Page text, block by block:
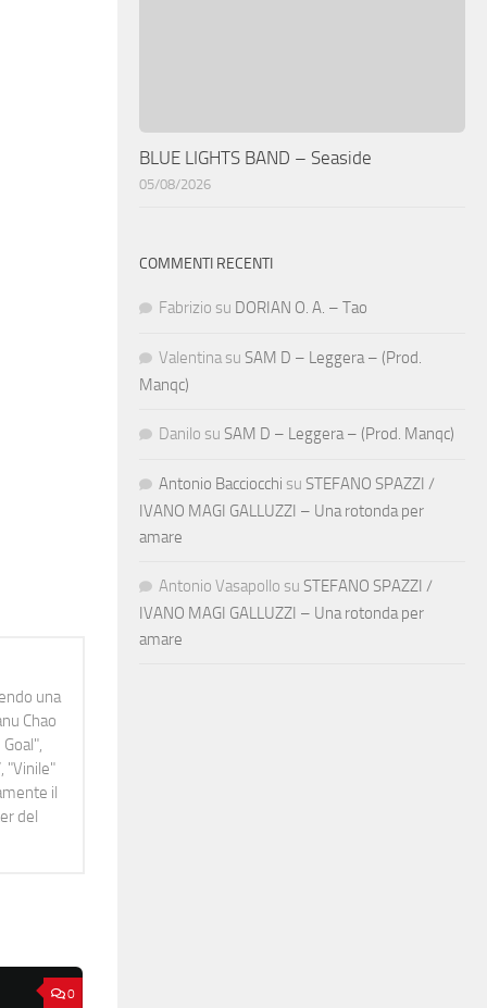
una
Chao
"Vinile"
il
del
0
BLUE LIGHTS BAND – Seaside
05/08/2026
COMMENTI RECENTI
Fabrizio su DORIAN O. A. – Tao
Valentina su SAM D – Leggera – (Prod.
Manqc)
Danilo su SAM D – Leggera – (Prod. Manqc)
Antonio Bacciocchi su STEFANO SPAZZI /
IVANO MAGI GALLUZZI – Una rotonda per
amare
Antonio Vasapollo su STEFANO SPAZZI /
IVANO MAGI GALLUZZI – Una rotonda per
amare